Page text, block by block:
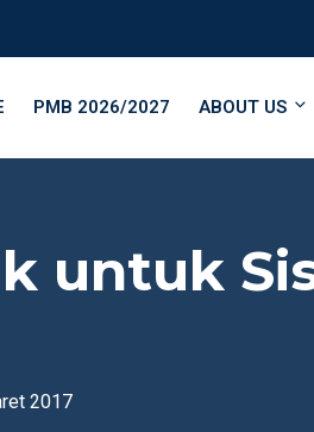
PMB 2026/2027 ABOUT US
untuk
2017